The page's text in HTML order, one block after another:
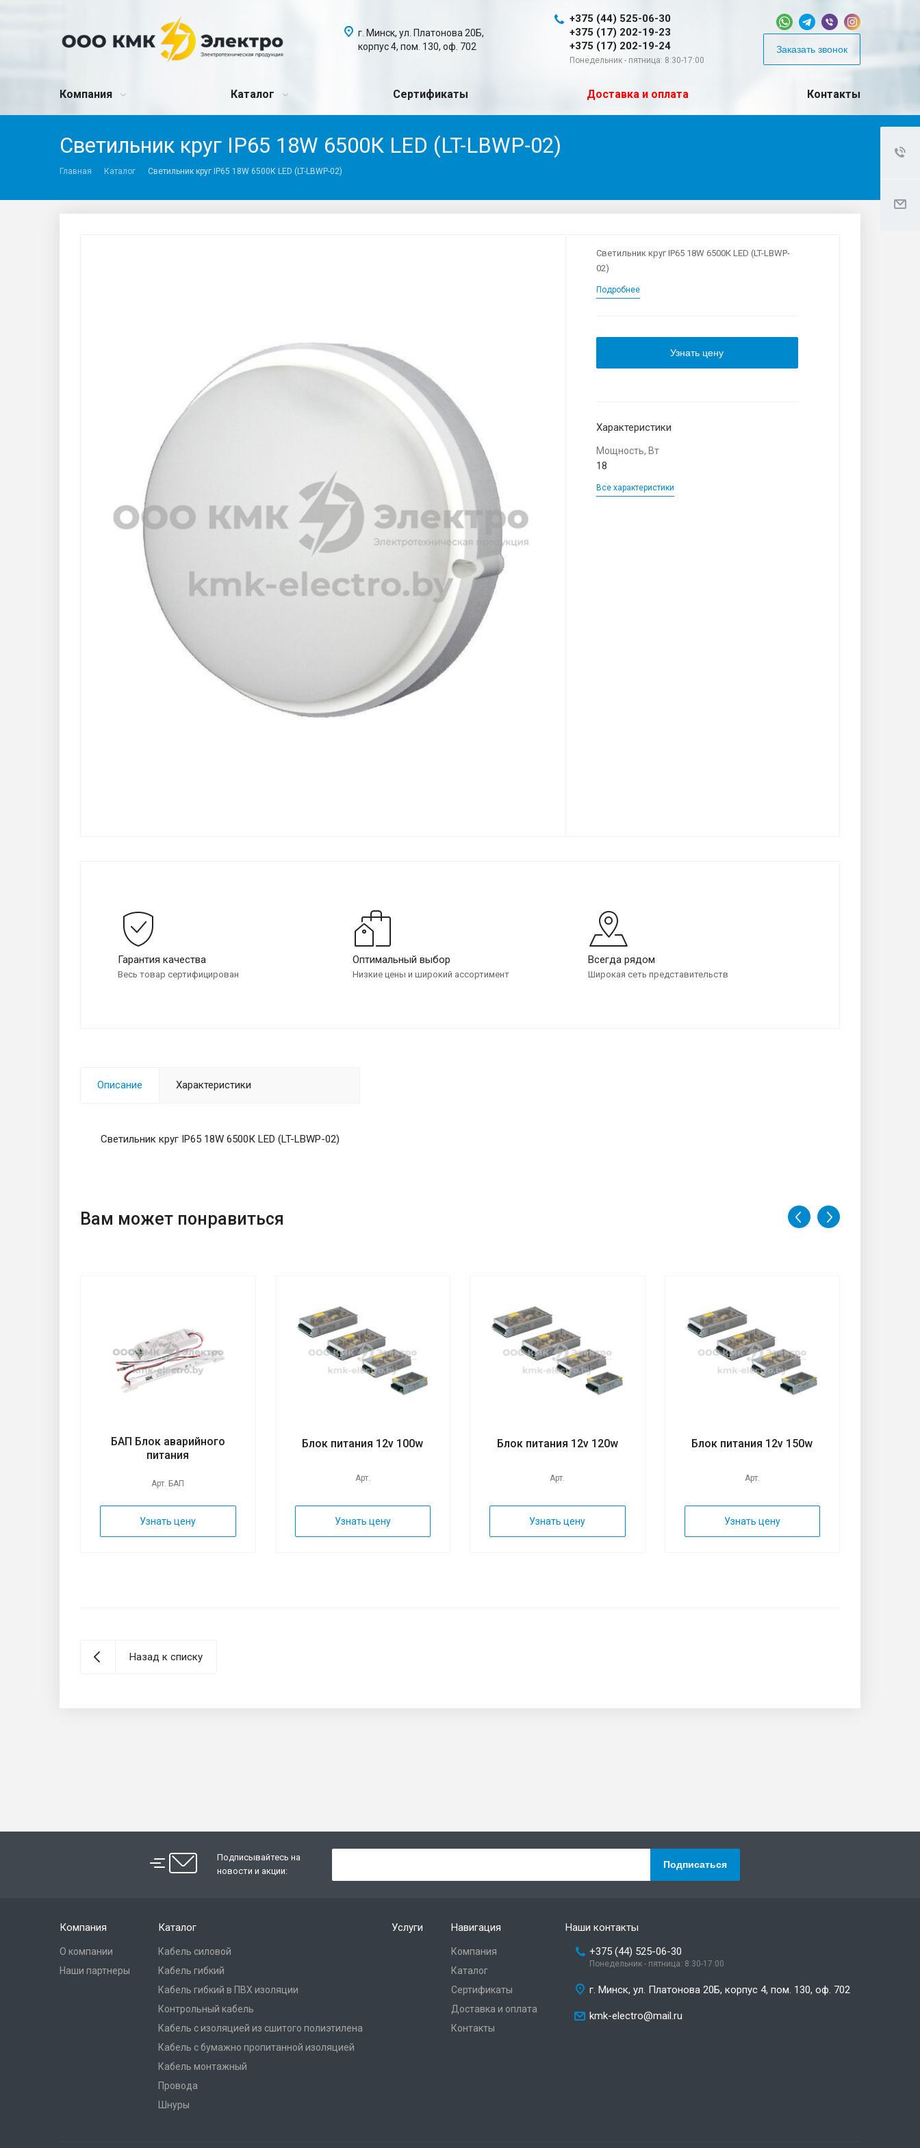
г. Минск, ул. Платонова 20Б,
корпус 4, пом. 130, оф. 702
+375 (44) 525-06-30
+375 (17) 202-19-23
+375 (17) 202-19-24
Понедельник - пятница: 8:30-17:00
Заказать звонок
Компания Каталог Сертификаты Доставка и оплата Контакты
Светильник круг IP65 18W 6500К LED (LT-LBWP-02)
Главная Каталог Светильник круг IP65 18W 6500К LED (LT-LBWP-02)
Светильник круг IP65 18W 6500К LED (LT-LBWP-
02)
Подробнее
Узнать цену
Характеристики
Мощность, Вт
18
Все характеристики
Гарантия качества
Весь товар сертифицирован
Оптимальный выбор
Низкие цены и широкий ассортимент
Всегда рядом
Широкая сеть представительств
Описание Характеристики
Светильник круг IP65 18W 6500К LED (LT-LBWP-02)
Вам может понравиться
БАП Блок аварийного
питания
Арт. БАП
Узнать цену
Блок питания 12v 100w
Арт.
Узнать цену
Блок питания 12v 120w
Арт.
Узнать цену
Блок питания 12v 150w
Арт.
Узнать цену
Назад к списку
Подписывайтесь на
новости и акции:
Подписаться
Компания
О компании
Наши партнеры
Каталог
Кабель силовой
Кабель гибкий
Кабель гибкий в ПВХ изоляции
Контрольный кабель
Кабель с изоляцией из сшитого полиэтилена
Кабель с бумажно пропитанной изоляцией
Кабель монтажный
Провода
Шнуры
Услуги Навигация
Компания
Каталог
Сертификаты
Доставка и оплата
Контакты
Наши контакты
+375 (44) 525-06-30
Понедельник - пятница: 8:30-17:00
г. Минск, ул. Платонова 20Б, корпус 4, пом. 130, оф. 702
kmk-electro@mail.ru